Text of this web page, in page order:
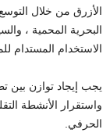
الأزرق من خلال التوسع
البحرية المحمية ،
الاستخدام المستدام
يجب إيجاد توازن بين
واستقرار الأنشطة
الحرفي.